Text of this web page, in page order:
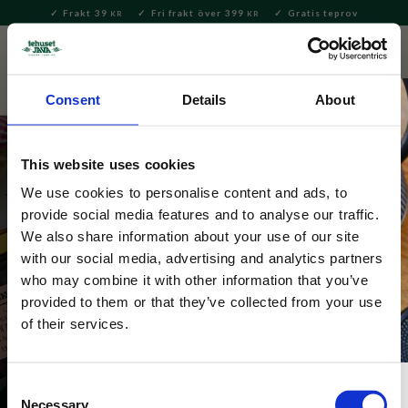
Consent Details About
This website uses cookies
We use cookies to personalise content and ads, to
provide social media features and to analyse our traffic.
We also share information about your use of our site
with our social media, advertising and analytics partners
who may combine it with other information that you’ve
provided to them or that they’ve collected from your use
of their services.
Necessary
Meny
Frakt 39 KR Fri frakt över 399 KR Gratis teprov
Godis & Karameller